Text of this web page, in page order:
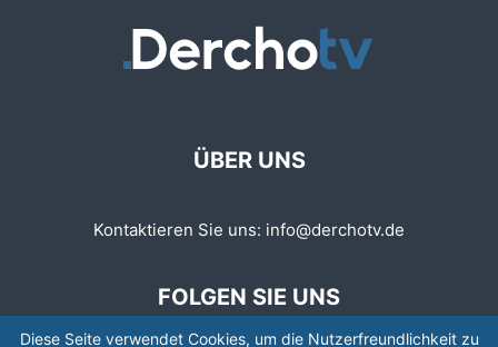
ÜBER UNS
Kontaktieren Sie uns: info@derchotv.de
FOLGEN SIE UNS
Diese Seite verwendet Cookies, um die Nutzerfreundlichkeit zu